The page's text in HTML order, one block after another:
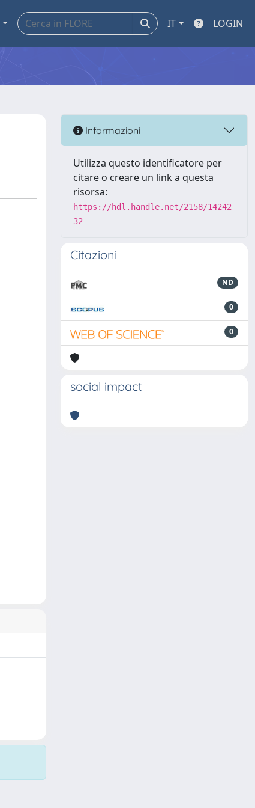
IT LOGIN
Informazioni
Utilizza questo identificatore per
citare o creare un link a questa
risorsa:
https://hdl.handle.net/2158/14242
32
Citazioni
ND
0
0
social impact